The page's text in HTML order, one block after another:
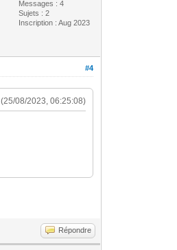
Messages : 4
Sujets : 2
Inscription : Aug 2023
#4
(25/08/2023, 06:25:08)
Répondre